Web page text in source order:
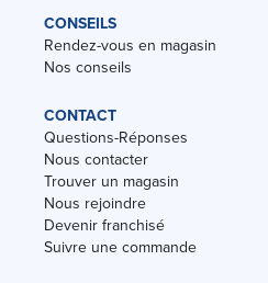
CONSEILS
Rendez-vous en magasin
Nos conseils
CONTACT
Questions-Réponses
Nous contacter
Trouver un magasin
Nous rejoindre
Devenir franchisé
Suivre une commande